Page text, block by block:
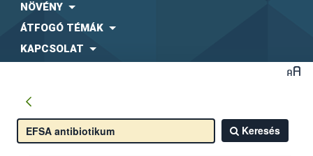
NÖVÉNY
ÁTFOGÓ TÉMÁK
KAPCSOLAT
Keresés